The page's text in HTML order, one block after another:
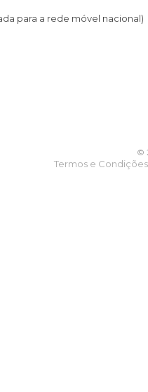
para a rede móvel nacional)
©
Termos e Condições